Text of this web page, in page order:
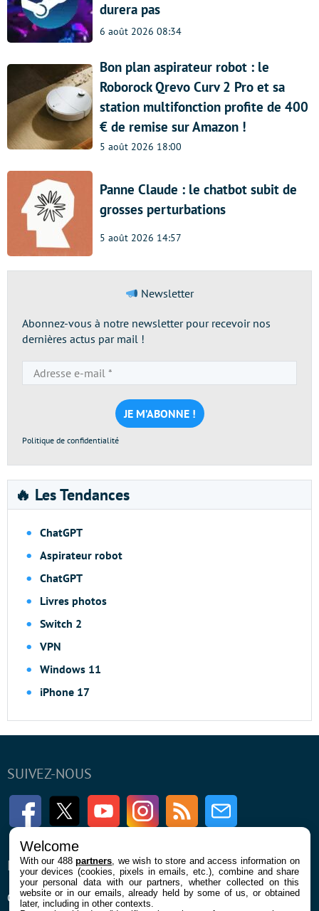
durera pas
6 août 2026 08:34
Bon plan aspirateur robot : le
Roborock Qrevo Curv 2 Pro et sa
station multifonction profite de 400
€ de remise sur Amazon !
5 août 2026 18:00
Panne Claude : le chatbot subit de
grosses perturbations
5 août 2026 14:57
Newsletter
Abonnez-vous à notre newsletter pour recevoir nos
dernières actus par mail !
e-
mail
*
Politique de confidentialité
🔥 Les Tendances
ChatGPT
Aspirateur robot
ChatGPT
Livres photos
Switch 2
VPN
Windows 11
iPhone 17
SUIVEZ-NOUS
FacebookTwitter Youtube InstagramRSS Newsletter
ENTREPRISE
Qui sommes nous
À PROPOS
La rédaction
Welcome
With our 488partners , we wish to store and access information on
your devices (cookies, pixels in emails, etc.), combine and share
your personal data with our partners, whether collected on this
website or in our emails, already held by some of us, or obtained
later, including in other contexts.